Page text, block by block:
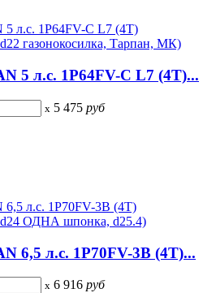
5 л.с. 1Р64FV-С L7 (4Т)...
x 5 475 руб
6,5 л.с. 1P70FV-3B (4Т)...
x 6 916 руб